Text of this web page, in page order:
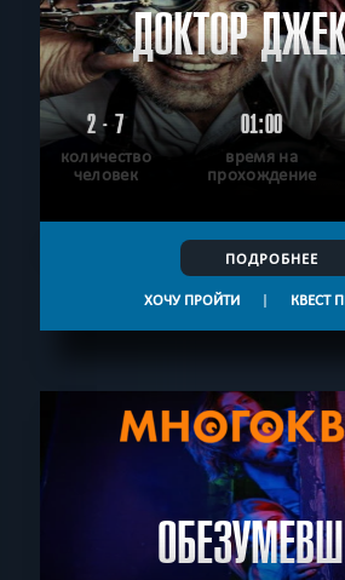
ДОКТОР
2 - 7
количество
человек
01:00
время на
прохождение
ПОДРОБНЕЕ
ХОЧУ ПРОЙТИ | КВЕСТ